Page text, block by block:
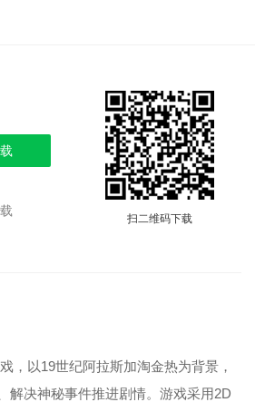
扫二维码下载
，以19世纪阿拉斯加淘金热为背景，
解决神秘事件推进剧情。游戏采用2D